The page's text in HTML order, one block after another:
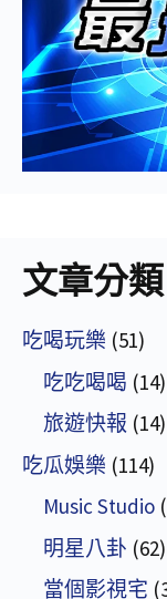
文章分類
吃喝玩樂 (51)
吃吃喝喝 (14)
旅遊快報 (14)
吃瓜娛樂 (114)
Music Studio
明星八卦 (62)
當個影視宅